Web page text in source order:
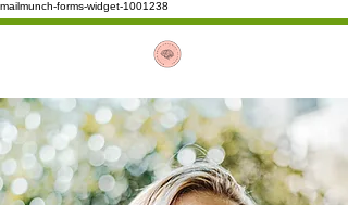
mailmunch-forms-widget-1001238